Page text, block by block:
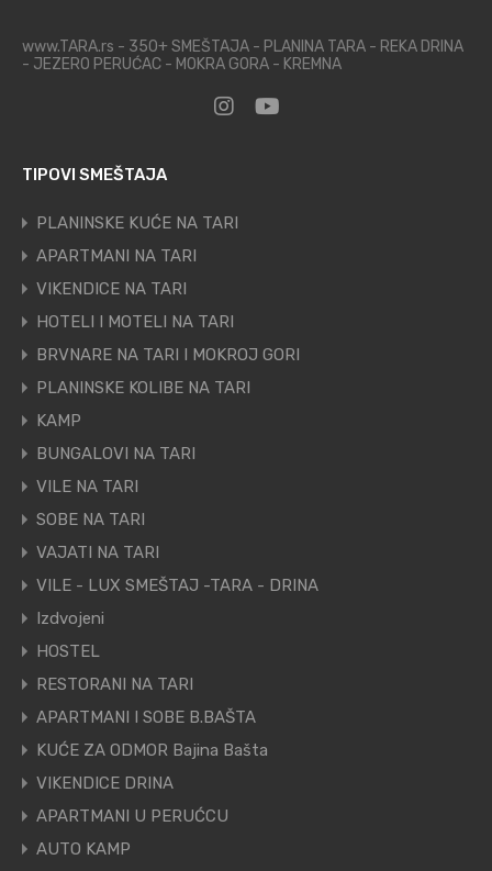
www.TARA.rs - 350+ SMEŠTAJA - PLANINA TARA - REKA DRINA
- JEZERO PERUĆAC - MOKRA GORA - KREMNA
TIPOVI SMEŠTAJA
PLANINSKE KUĆE NA TARI
APARTMANI NA TARI
VIKENDICE NA TARI
HOTELI I MOTELI NA TARI
BRVNARE NA TARI I MOKROJ GORI
PLANINSKE KOLIBE NA TARI
KAMP
BUNGALOVI NA TARI
VILE NA TARI
SOBE NA TARI
VAJATI NA TARI
VILE - LUX SMEŠTAJ -TARA - DRINA
Izdvojeni
HOSTEL
RESTORANI NA TARI
APARTMANI I SOBE B.BAŠTA
KUĆE ZA ODMOR Bajina Bašta
VIKENDICE DRINA
APARTMANI U PERUĆCU
AUTO KAMP